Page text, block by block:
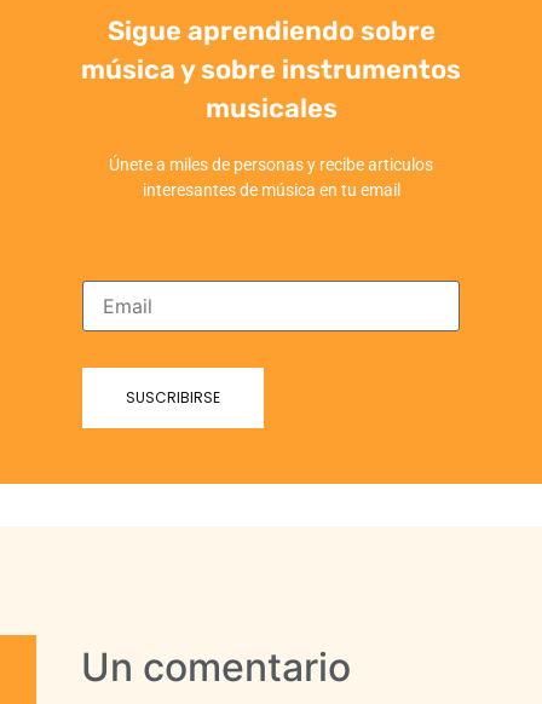
Sigue aprendiendo sobre
música y sobre instrumentos
musicales
Únete a miles de personas y recibe articulos
interesantes de música en tu email
Un comentario